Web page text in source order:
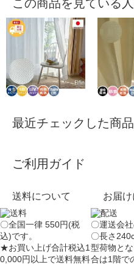
この商品を見ている
最近チェックした商品
ご利用ガイド
送料について
〇全国一律 550円(税
込)です。
★お買い上げ合計税込1
0,000円以上で送料無料
お届
〇運送会
〇長さ
型荷物と
合は1階で